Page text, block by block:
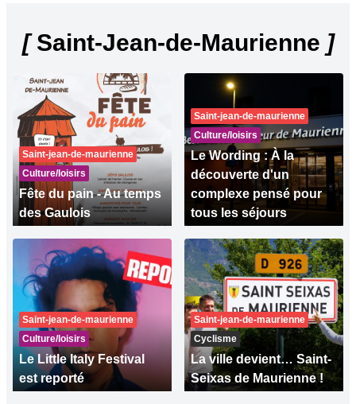
[Saint-Jean-de-Maurienne ]
Saint-jean-de-maurienne
Culture/loisirs
Fête du pain - Au temps
des Gaulois
Saint-jean-de-maurienne
Culture/loisirs
Le Wording : À la
découverte d'un
complexe pensé pour
tous les séjours
Saint-jean-de-maurienne
Culture/loisirs
Le Little Italy Festival
est reporté
Saint-jean-de-maurienne
Cyclisme
La ville devient… Saint-
Seixas de Maurienne !